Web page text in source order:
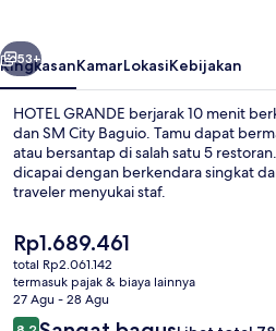
Berikutnya
53+
RingkasanKamarLokasiKebijakan
HOTEL GRANDE berjarak 10 menit
dan SM City Baguio. Tamu dapat
atau bersantap di salah satu 5
dicapai dengan berkendara singkat
traveler menyukai staf.
Harga
saat
ini
Rp1.689.461
Rp1.689.461
total Rp2.061.142
termasuk pajak & biaya lainnya
27 Agu - 28 Agu
Ulasan